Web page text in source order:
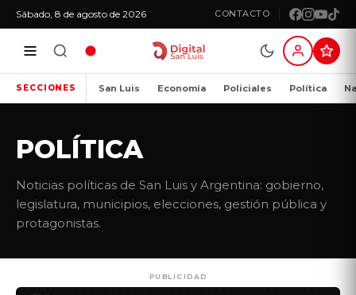
Sábado, 8 de agosto de 2026 CONTACTO
SECCIONES San Luis Economía Policiales Política
POLÍTICA
Noticias políticas de San Luis y Argentina: gobierno,
legislatura, municipios, elecciones, gestión pública y
protagonistas.
PUBLICIDAD